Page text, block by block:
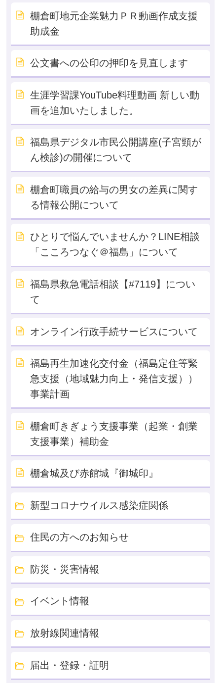
棚倉町地元企業魅力ＰＲ動画作成支援
助成金
公文書への公印の押印を見直します
生涯学習課YouTube料理動画 新しい動
画を追加いたしました。
福島県デジタル市民公開講座(子宮頸が
ん検診)の開催について
棚倉町職員の給与の男女の差異に関す
る情報公開について
ひとりで悩んでいませんか？LINE相談
「こころつなぐ＠福島」について
福島県救急電話相談【#7119】につい
て
オンライン行政手続サービスについて
福島再生加速化交付金（福島定住等緊
急支援（地域魅力向上・発信支援））
事業計画
棚倉町きぎょう支援事業（起業・創業
支援事業）補助金
棚倉城及び赤館城『御城印』
新型コロナウイルス感染症関係
住民の方へのお知らせ
防災・災害情報
イベント情報
放射線関連情報
届出・登録・証明